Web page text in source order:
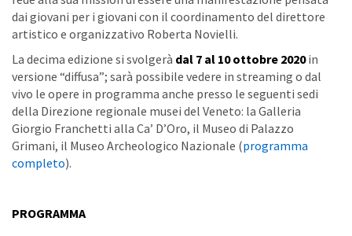
dai giovani per i giovani con il coordinamento del direttore
artistico e organizzativo Roberta Novielli.
La decima edizione si svolgerà dal 7 al 10 ottobre 2020in
versione “diffusa”; sarà possibile vedere in streaming o dal
vivo le opere in programma anche presso le seguenti sedi
della Direzione regionale musei del Veneto: la Galleria
Giorgio Franchetti alla Ca’ D’Oro, il Museo di Palazzo
Grimani, il Museo Archeologico Nazionale (programma
completo).
PROGRAMMA